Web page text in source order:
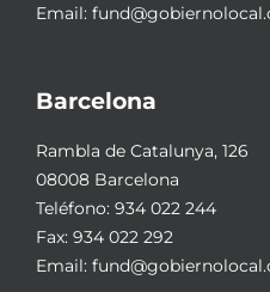
Email:
Barcelona
Rambla de Catalunya, 126
08008 Barcelona
Teléfono: 934 022 244
Fax: 934 022 292
Email: